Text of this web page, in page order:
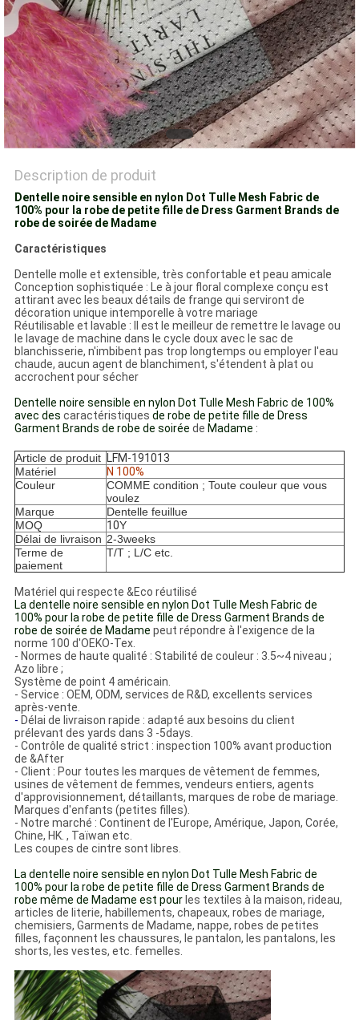
POLITIQUE
DE
CONFIDENTIALITÉ
Description de produit
Dentelle noire sensible en nylon Dot Tulle Mesh Fabric de
100% pour la robe de petite fille de Dress Garment Brands de
robe de soirée de Madame
Caractéristiques
Dentelle molle et extensible, très confortable et peau amicale
Conception sophistiquée : Le à jour floral complexe conçu est
attirant avec les beaux détails de frange qui serviront de
décoration unique intemporelle à votre mariage
Réutilisable et lavable : Il est le meilleur de remettre le lavage ou
le lavage de machine dans le cycle doux avec le sac de
blanchisserie, n'imbibent pas trop longtemps ou employer l'eau
chaude, aucun agent de blanchiment, s'étendent à plat ou
accrochent pour sécher
Dentelle noire sensible en nylon Dot Tulle Mesh Fabric de 100%
avec des caractéristiques de robe de petite fille de Dress
Garment Brands de robe de soirée de Madame :
Article de produit LFM-191013
Matériel
N 100%
Couleur
COMME condition ; Toute couleur que vous
voulez
Marque
Dentelle feuillue
MOQ
10Y
Délai de livraison 2-3weeks
Terme de
paiement
T/T ; L/C etc.
Matériel qui respecte &Eco réutilisé
La dentelle noire sensible en nylon Dot Tulle Mesh Fabric de
100% pour la robe de petite fille de Dress Garment Brands de
robe de soirée de Madame peut répondre àl'exigence de la
norme 100 d'OEKO-Tex.
- Normes de haute qualité : Stabilité de couleur : 3.5~4 niveau ;
Azo libre ;
Système de point 4 américain.
- Service : OEM, ODM, services de R&D, excellents services
après-vente.
- Délai de livraison rapide : adapté aux besoins du client
prélevant des yards dans 3 -5days.
- Contrôle de qualité strict : inspection 100% avant production
de &After
- Client : Pour toutes les marques de vêtement de femmes,
usines de vêtement de femmes, vendeurs entiers, agents
d'approvisionnement, détaillants, marques de robe de mariage.
Marques d'enfants (petites filles).
- Notre marché : Continent de l'Europe, Amérique, Japon, Corée,
Chine, HK. , Taïwan etc.
Les coupes de cintre sont libres.
La dentelle noire sensible en nylon Dot Tulle Mesh Fabric de
100% pour la robe de petite fille de Dress Garment Brands de
robe même de Madame est pour les textiles à la maison, rideau,
articles de literie, habillements, chapeaux, robes de mariage,
chemisiers, Garments de Madame, nappe, robes de petites
filles, façonnent les chaussures, le pantalon, les pantalons, les
shorts, les vestes, etc. femelles.